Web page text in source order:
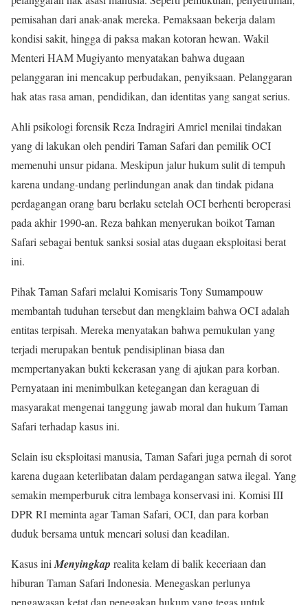
pemisahan dari anak-anak mereka. Pemaksaan bekerja dalam
kondisi sakit, hingga di paksa makan kotoran hewan. Wakil
Menteri HAM Mugiyanto menyatakan bahwa dugaan
pelanggaran ini mencakup perbudakan, penyiksaan. Pelanggaran
hak atas rasa aman, pendidikan, dan identitas yang sangat serius.
Ahli psikologi forensik Reza Indragiri Amriel menilai tindakan
yang di lakukan oleh pendiri Taman Safari dan pemilik OCI
memenuhi unsur pidana. Meskipun jalur hukum sulit di tempuh
karena undang-undang perlindungan anak dan tindak pidana
perdagangan orang baru berlaku setelah OCI berhenti beroperasi
pada akhir 1990-an. Reza bahkan menyerukan boikot Taman
Safari sebagai bentuk sanksi sosial atas dugaan eksploitasi berat
ini.
Pihak Taman Safari melalui Komisaris Tony Sumampouw
membantah tuduhan tersebut dan mengklaim bahwa OCI adalah
entitas terpisah. Mereka menyatakan bahwa pemukulan yang
terjadi merupakan bentuk pendisiplinan biasa dan
mempertanyakan bukti kekerasan yang di ajukan para korban.
Pernyataan ini menimbulkan ketegangan dan keraguan di
masyarakat mengenai tanggung jawab moral dan hukum Taman
Safari terhadap kasus ini.
Selain isu eksploitasi manusia, Taman Safari juga pernah di sorot
karena dugaan keterlibatan dalam perdagangan satwa ilegal. Yang
semakin memperburuk citra lembaga konservasi ini. Komisi III
DPR RI meminta agar Taman Safari, OCI, dan para korban
duduk bersama untuk mencari solusi dan keadilan.
Kasus ini Menyingkap realita kelam di balik keceriaan dan
hiburan Taman Safari Indonesia. Menegaskan perlunya
pengawasan ketat dan penegakan hukum yang tegas untuk